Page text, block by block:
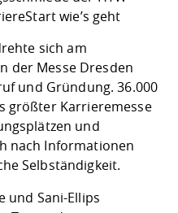
Checkliste zum
und Physik
Lebenslagen
Studentenwerk
Arbeit
Lehren,
Weiterbilden im
Formulare und
Gründung und
Kooperationen
Klimaschutz &
Förderverein
Informatik/
Landbau/
Maschinenbau
Unternehmen
wie’s geht
sich am
der Messe Dresden
und Gründung. 36.000
größter Karrieremesse
und
nach Informationen
Selbständigkeit.
und Sani-Ellips